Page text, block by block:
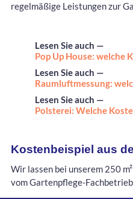
regelmäßige Leistungen zur
Lesen Sie auch —
Pop Up House: welche
Lesen Sie auch —
Raumluftmessung:
Lesen Sie auch —
Polsterei: Welche
Kostenbeispiel aus
Wir lassen bei unserem 250
vom Gartenpflege-